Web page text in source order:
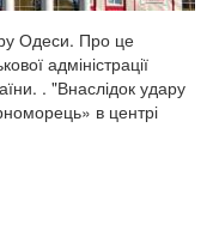
Одеси. Про це
адміністрації
. "Внаслідок удару
в центрі